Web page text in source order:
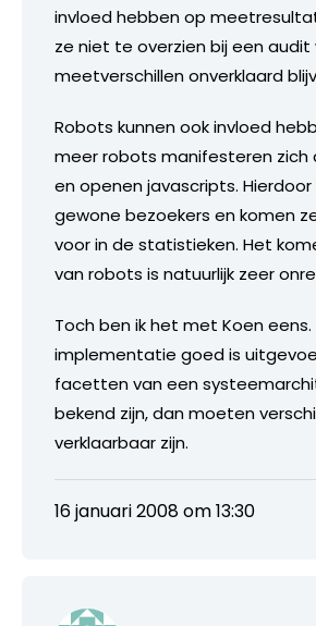
invloed hebben op
ze niet te overzien bij een
meetverschillen onverklaard
Robots kunnen ook invloed
meer robots manifesteren zich
en openen javascripts. Hierdoor
gewone bezoekers en komen
voor in de statistieken. Het
van robots is natuurlijk zeer
Toch ben ik het met Koen eens.
implementatie goed is
facetten van een
bekend zijn, dan moeten
verklaarbaar zijn.
16 januari 2008 om 13:30